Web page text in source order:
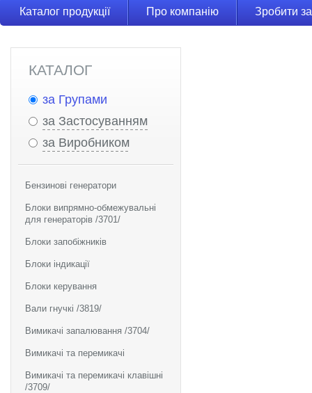
Каталог продукції Про компанію Зробити
КАТАЛОГ
за Групами
за Застосуванням
за Виробником
Бензинові генератори
Блоки випрямно-обмежувальні
для генераторів /3701/
Блоки запобіжників
Блоки індикації
Блоки керування
Вали гнучкі /3819/
Вимикачі запалювання /3704/
Вимикачі та перемикачі
Вимикачі та перемикачі клавішні
/3709/